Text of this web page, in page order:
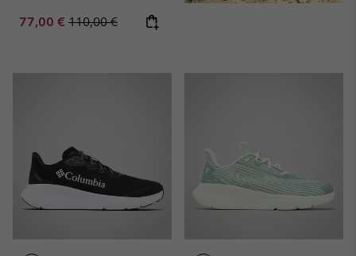
Sale price:
77,00 € Regular price:
110,00 €